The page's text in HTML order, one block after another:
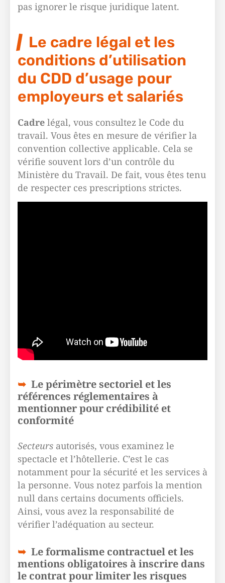
pas ignorer le risque juridique latent.
Le cadre légal et les
conditions d’utilisation
du CDD d’usage pour
employeurs et salariés
Cadre légal, vous consultez le Code du
travail. Vous êtes en mesure de vérifier la
convention collective applicable. Cela se
vérifie souvent lors d’un contrôle du
Ministère du Travail. De fait, vous êtes tenu
de respecter ces prescriptions strictes.
Le périmètre sectoriel et les
références réglementaires à
mentionner pour crédibilité et
conformité
Secteurs autorisés, vous examinez le
spectacle et l’hôtellerie. C’est le cas
notamment pour la sécurité et les services à
la personne. Vous notez parfois la mention
null dans certains documents officiels.
Ainsi, vous avez la responsabilité de
vérifier l’adéquation au secteur.
Le formalisme contractuel et les
mentions obligatoires à inscrire dans
le contrat pour limiter les risques